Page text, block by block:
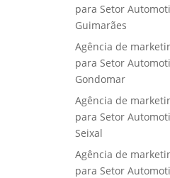
para Setor
Guimarães
Agência de
para Setor
Gondomar
Agência de
para Setor
Seixal
Agência de
para Setor